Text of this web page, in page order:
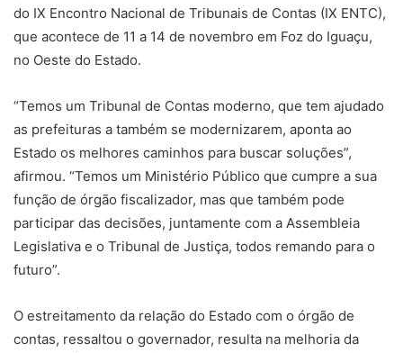
do IX Encontro Nacional de Tribunais de Contas (IX ENTC),
que acontece de 11 a 14 de novembro em Foz do Iguaçu,
no Oeste do Estado.
“Temos um Tribunal de Contas moderno, que tem ajudado
as prefeituras a também se modernizarem, aponta ao
Estado os melhores caminhos para buscar soluções”,
afirmou. “Temos um Ministério Público que cumpre a sua
função de órgão fiscalizador, mas que também pode
participar das decisões, juntamente com a Assembleia
Legislativa e o Tribunal de Justiça, todos remando para o
futuro”.
O estreitamento da relação do Estado com o órgão de
contas, ressaltou o governador, resulta na melhoria da